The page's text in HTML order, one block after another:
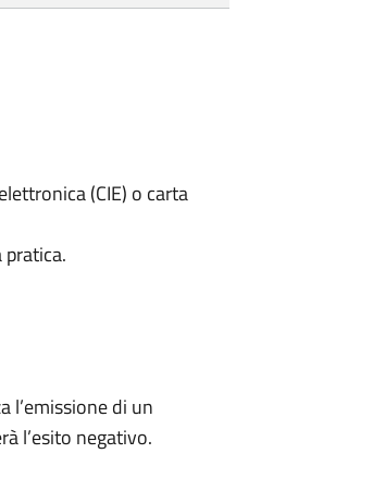
(CIE) o carta
l’emissione di un
l’esito negativo.